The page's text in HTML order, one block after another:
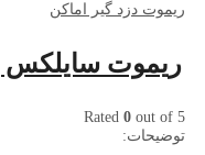
ریموت دزد گیر اماکن
ریموت سایلکس
Rated 0 out of 5
توضیحات: